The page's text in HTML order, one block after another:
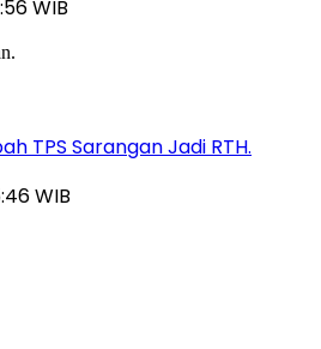
WIB
TPS Sarangan Jadi RTH.
WIB